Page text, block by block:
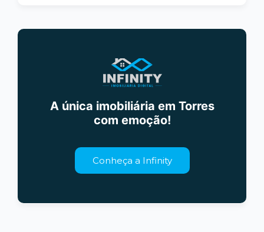
A única imobiliária em Torres
com emoção!
Conheça a Infinity